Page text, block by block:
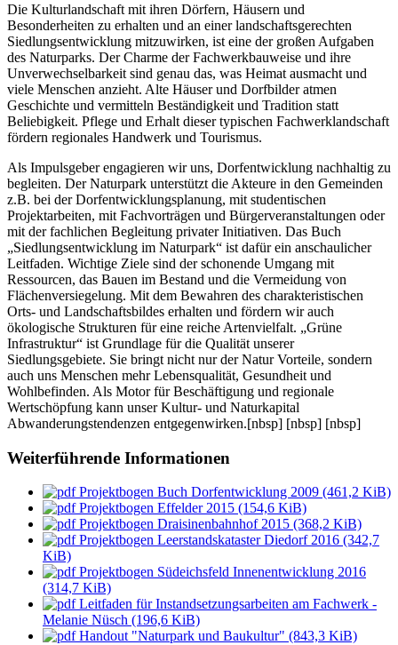
Die Kulturlandschaft mit ihren Dörfern, Häusern und
Besonderheiten zu erhalten und an einer landschaftsgerechten
Siedlungsentwicklung mitzuwirken, ist eine der großen Aufgaben
des Naturparks. Der Charme der Fachwerkbauweise und ihre
Unverwechselbarkeit sind genau das, was Heimat ausmacht und
viele Menschen anzieht. Alte Häuser und Dorfbilder atmen
Geschichte und vermitteln Beständigkeit und Tradition statt
Beliebigkeit. Pflege und Erhalt dieser typischen Fachwerklandschaft
fördern regionales Handwerk und Tourismus.
Als Impulsgeber engagieren wir uns, Dorfentwicklung nachhaltig zu
begleiten. Der Naturpark unterstützt die Akteure in den Gemeinden
z.B. bei der Dorfentwicklungsplanung, mit studentischen
Projektarbeiten, mit Fachvorträgen und Bürgerveranstaltungen oder
mit der fachlichen Begleitung privater Initiativen. Das Buch
„Siedlungsentwicklung im Naturpark“ ist dafür ein anschaulicher
Leitfaden. Wichtige Ziele sind der schonende Umgang mit
Ressourcen, das Bauen im Bestand und die Vermeidung von
Flächenversiegelung. Mit dem Bewahren des charakteristischen
Orts- und Landschaftsbildes erhalten und fördern wir auch
ökologische Strukturen für eine reiche Artenvielfalt. „Grüne
Infrastruktur“ ist Grundlage für die Qualität unserer
Siedlungsgebiete. Sie bringt nicht nur der Natur Vorteile, sondern
auch uns Menschen mehr Lebensqualität, Gesundheit und
Wohlbefinden. Als Motor für Beschäftigung und regionale
Wertschöpfung kann unser Kultur- und Naturkapital
Abwanderungstendenzen entgegenwirken.[nbsp] [nbsp] [nbsp]
Weiterführende Informationen
Projektbogen Buch Dorfentwicklung 2009 (461,2 KiB)
Projektbogen Effelder 2015 (154,6 KiB)
Projektbogen Draisinenbahnhof 2015 (368,2 KiB)
Projektbogen Leerstandskataster Diedorf 2016 (342,7
KiB)
Projektbogen Südeichsfeld Innenentwicklung 2016
(314,7 KiB)
Leitfaden für Instandsetzungsarbeiten am Fachwerk -
Melanie Nüsch (196,6 KiB)
Handout "Naturpark und Baukultur" (843,3 KiB)